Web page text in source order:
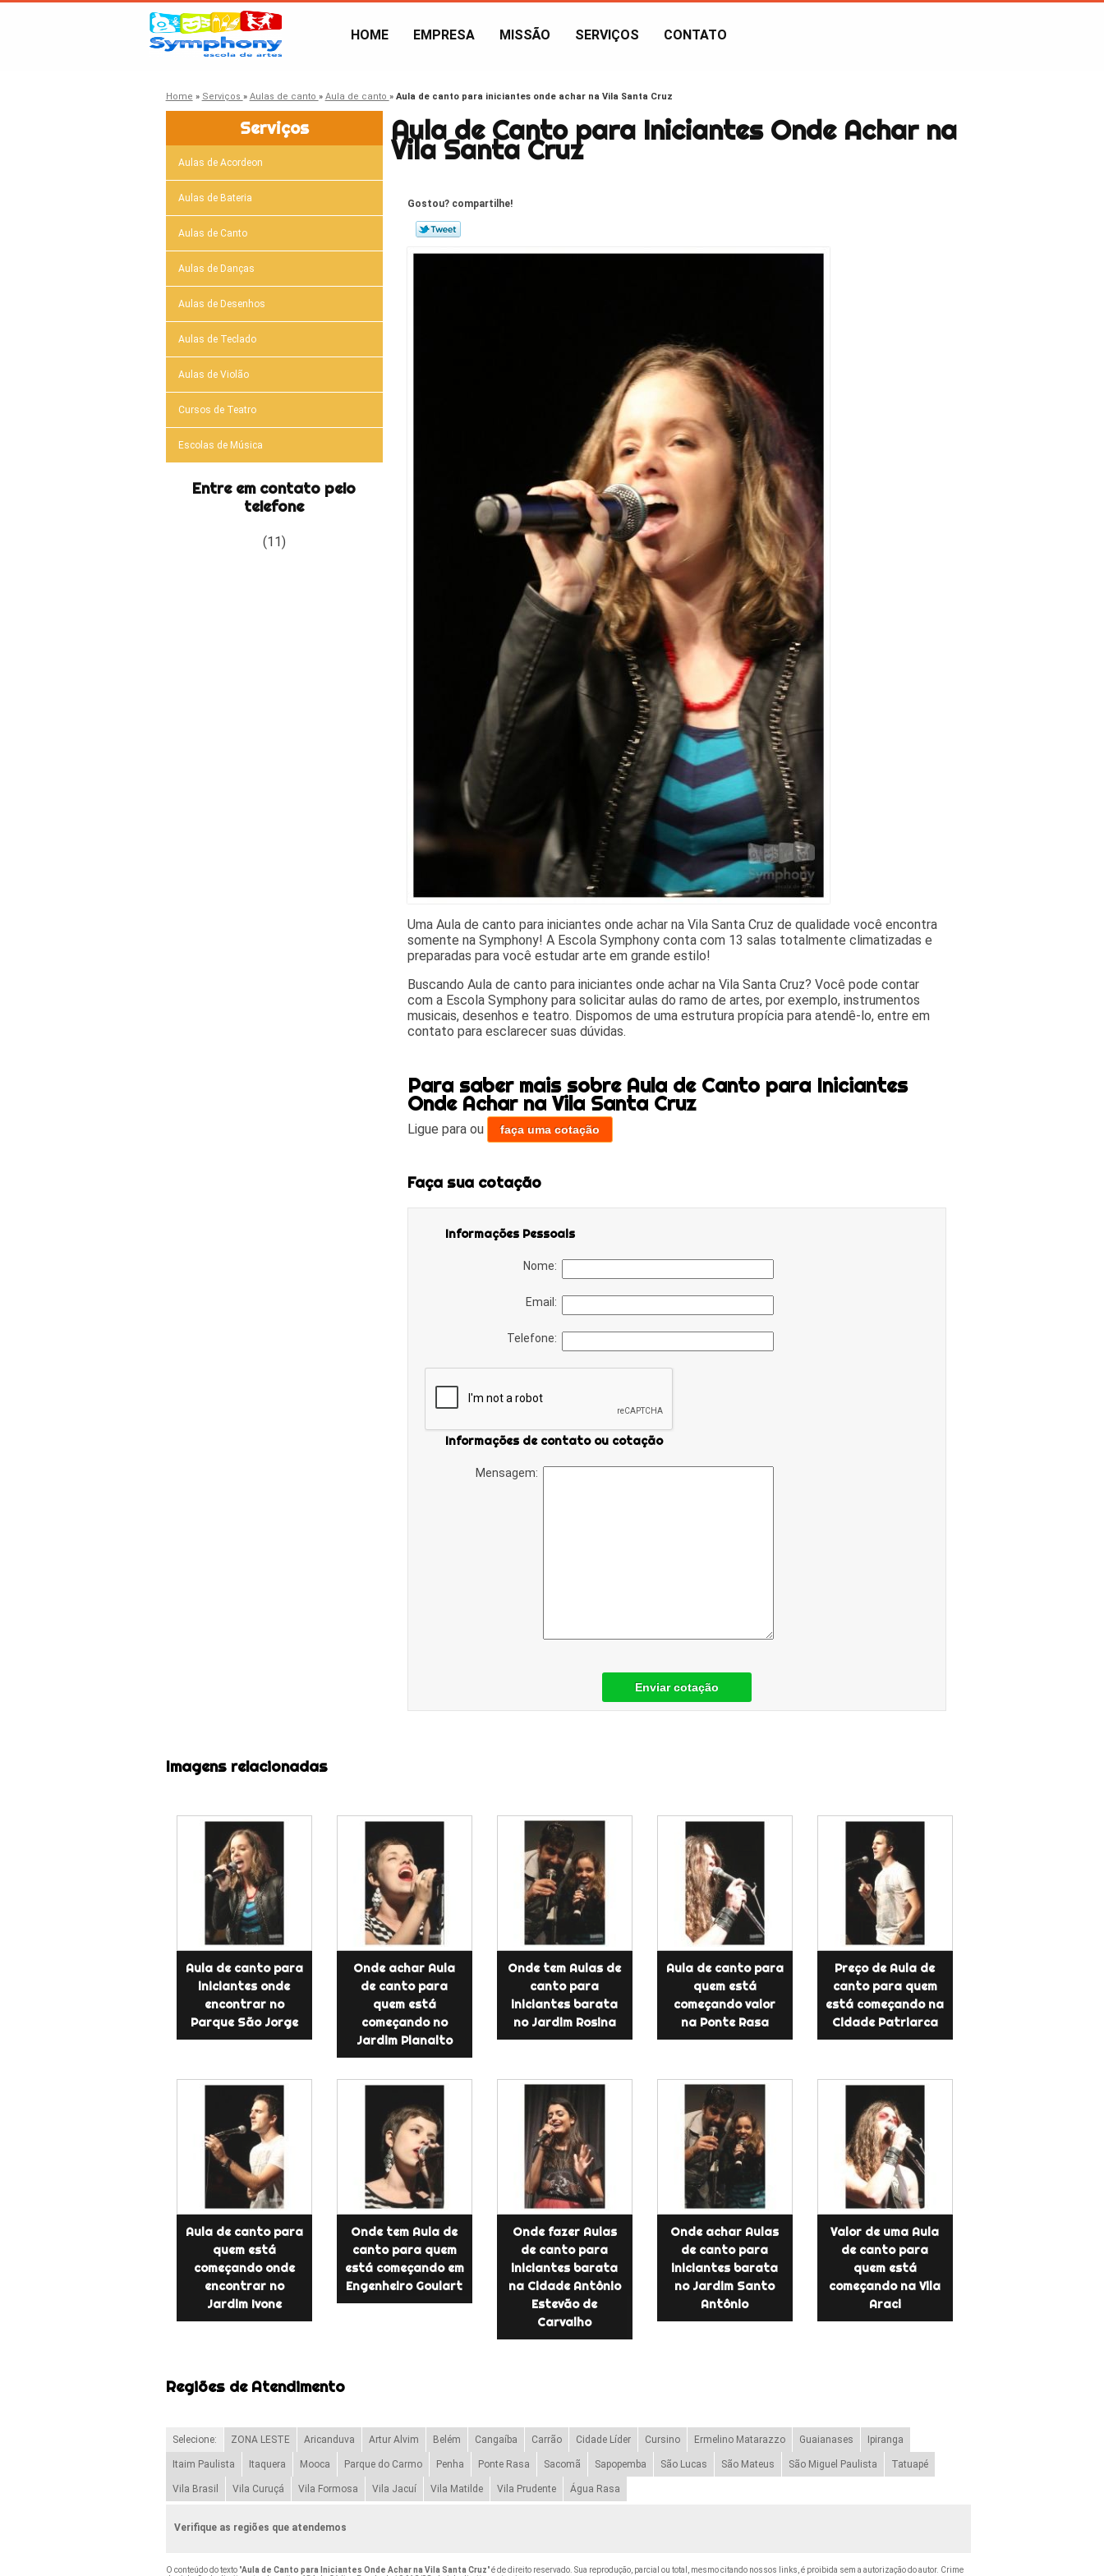
HOME EMPRESA MISSÃO SERVIÇOS CONTATO
Home » Serviços » Aulas de canto » Aula de canto » Aula de canto para iniciantes onde achar na Vila Santa Cruz
Serviços
Aulas de Acordeon
Aulas de Bateria
Aulas de Canto
Aulas de Danças
Aulas de Desenhos
Aulas de Teclado
Aulas de Violão
Cursos de Teatro
Escolas de Música
Entre em contato pelo
telefone
(11)
Aula de Canto para Iniciantes Onde Achar na
Vila Santa Cruz
Gostou? compartilhe!
Uma Aula de canto para iniciantes onde achar na Vila Santa Cruz de qualidade você encontra
somente na Symphony! A Escola Symphony conta com 13 salas totalmente climatizadas e
preparadas para você estudar arte em grande estilo!
Buscando Aula de canto para iniciantes onde achar na Vila Santa Cruz? Você pode contar
com a Escola Symphony para solicitar aulas do ramo de artes, por exemplo, instrumentos
musicais, desenhos e teatro. Dispomos de uma estrutura propícia para atendê-lo, entre em
contato para esclarecer suas dúvidas.
Para saber mais sobre Aula de Canto para Iniciantes
Onde Achar na Vila Santa Cruz
Ligue para ou faça uma cotação
Faça sua cotação
Informações Pessoais
Nome:
Email:
Telefone:
Informações de contato ou cotação
Mensagem:
Enviar cotação
Imagens relacionadas
Aula de canto para
iniciantes onde
encontrar no
Parque São Jorge
Onde achar Aula
de canto para
quem está
começando no
Jardim Planalto
Onde tem Aulas de
canto para
iniciantes barata
no Jardim Rosina
Aula de canto para
quem está
começando valor
na Ponte Rasa
Preço de Aula de
canto para quem
está começando na
Cidade Patriarca
Aula de canto para
quem está
começando onde
encontrar no
Jardim Ivone
Onde tem Aula de
canto para quem
está começando em
Engenheiro Goulart
Onde fazer Aulas
de canto para
iniciantes barata
na Cidade Antônio
Estevão de
Carvalho
Onde achar Aulas
de canto para
iniciantes barata
no Jardim Santo
Antônio
Valor de uma Aula
de canto para
quem está
começando na Vila
Araci
Regiões de Atendimento
Selecione: ZONA LESTE Aricanduva Artur Alvim Belém Cangaíba Carrão Cidade Líder Cursino Ermelino Matarazzo Guaianases Ipiranga
Itaim Paulista Itaquera Mooca Parque do Carmo Penha Ponte Rasa Sacomã Sapopemba São Lucas São Mateus São Miguel Paulista Tatuapé
Vila Brasil Vila Curuçá Vila Formosa Vila Jacuí Vila Matilde Vila Prudente Água Rasa
Verifique as regiões que atendemos
O conteúdo do texto "Aula de Canto para Iniciantes Onde Achar na Vila Santa Cruz" é de direito reservado. Sua reprodução, parcial ou total, mesmo citando nossos links, é proibida sem a autorização do autor. Crime